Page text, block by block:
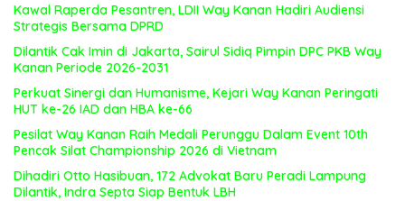
Kawal Raperda Pesantren, LDII Way Kanan Hadiri Audiensi
Strategis Bersama DPRD
Dilantik Cak Imin di Jakarta, Sairul Sidiq Pimpin DPC PKB Way
Kanan Periode 2026-2031
Perkuat Sinergi dan Humanisme, Kejari Way Kanan Peringati
HUT ke-26 IAD dan HBA ke-66
Pesilat Way Kanan Raih Medali Perunggu Dalam Event 10th
Pencak Silat Championship 2026 di Vietnam
Dihadiri Otto Hasibuan, 172 Advokat Baru Peradi Lampung
Dilantik, Indra Septa Siap Bentuk LBH